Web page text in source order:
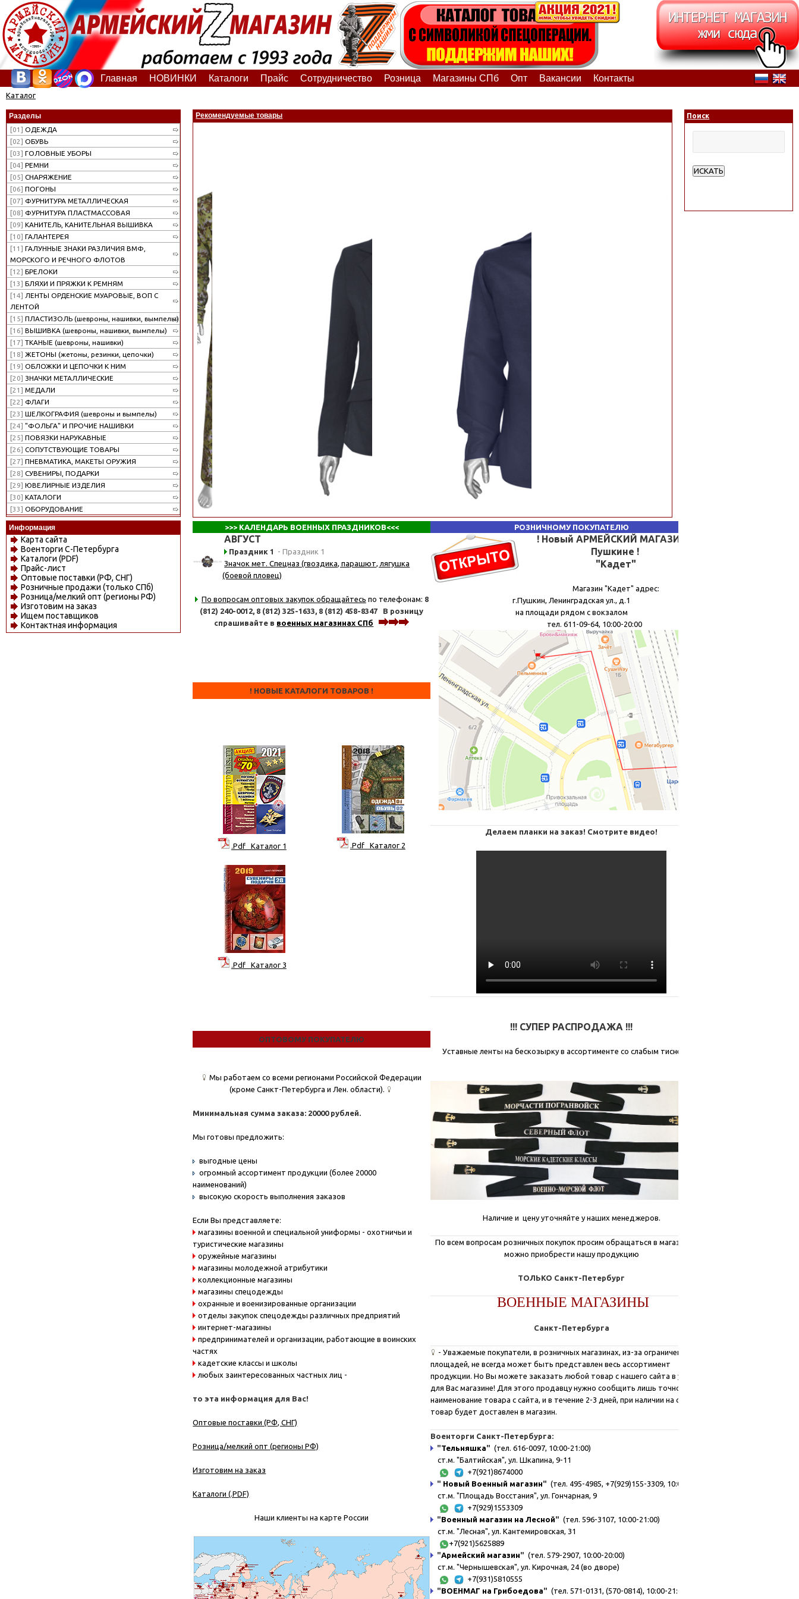
Главная НОВИНКИ Каталоги Прайс Сотрудничество Розница Магазины СПб Опт Вакансии Контакты
Каталог
Разделы
[01] ОДЕЖДА
[02] ОБУВЬ
[03] ГОЛОВНЫЕ УБОРЫ
[04] РЕМНИ
[05] СНАРЯЖЕНИЕ
[06] ПОГОНЫ
[07] ФУРНИТУРА МЕТАЛЛИЧЕСКАЯ
[08] ФУРНИТУРА ПЛАСТМАССОВАЯ
[09] КАНИТЕЛЬ, КАНИТЕЛЬНАЯ ВЫШИВКА
[10] ГАЛАНТЕРЕЯ
[11] ГАЛУННЫЕ ЗНАКИ РАЗЛИЧИЯ ВМФ,
МОРСКОГО И РЕЧНОГО ФЛОТОВ
[12] БРЕЛОКИ
[13] БЛЯХИ И ПРЯЖКИ К РЕМНЯМ
[14] ЛЕНТЫ ОРДЕНСКИЕ МУАРОВЫЕ, ВОП С
ЛЕНТОЙ
[15] ПЛАСТИЗОЛЬ (шевроны, нашивки, вымпелы)
[16] ВЫШИВКА (шевроны, нашивки, вымпелы)
[17] ТКАНЫЕ (шевроны, нашивки)
[18] ЖЕТОНЫ (жетоны, резинки, цепочки)
[19] ОБЛОЖКИ И ЦЕПОЧКИ К НИМ
[20] ЗНАЧКИ МЕТАЛЛИЧЕСКИЕ
[21] МЕДАЛИ
[22] ФЛАГИ
[23] ШЕЛКОГРАФИЯ (шевроны и вымпелы)
[24] "ФОЛЬГА" И ПРОЧИЕ НАШИВКИ
[25] ПОВЯЗКИ НАРУКАВНЫЕ
[26] СОПУТСТВУЮЩИЕ ТОВАРЫ
[27] ПНЕВМАТИКА, МАКЕТЫ ОРУЖИЯ
[28] СУВЕНИРЫ, ПОДАРКИ
[29] ЮВЕЛИРНЫЕ ИЗДЕЛИЯ
[30] КАТАЛОГИ
[33] ОБОРУДОВАНИЕ
Информация
Карта сайта
Военторги С-Петербурга
Каталоги (PDF)
Прайс-лист
Оптовые поставки (РФ, СНГ)
Розничные продажи (только СПб)
Розница/мелкий опт (регионы РФ)
Изготовим на заказ
Ищем поставщиков
Контактная информация
Рекомендуемые товары
>>> КАЛЕНДАРЬ ВОЕННЫХ ПРАЗДНИКОВ<<< РОЗНИЧНОМУ ПОКУПАТЕЛЮ
АВГУСТ
Праздник 1 - Праздник 1
Значок мет. Спецназ (гвоздика, парашют, лягушка
(боевой пловец)
По вопросам оптовых закупок обращайтесь по телефонам: 8
(812) 240-0012, 8 (812) 325-1633, 8 (812) 458-8347
В розницу
спрашивайте в военных магазинах СПб
! Новый АРМЕЙСКИЙ МАГАЗИН в
Пушкине !
"Кадет"
Магазин "Кадет" адрес:
г.Пушкин, Ленинградская ул., д.1
на площади рядом с вокзалом
тел. 611-09-64, 10:00-20:00
Делаем планки на заказ! Смотрите видео!
!!! СУПЕР РАСПРОДАЖА !!!
Уставные ленты на бескозырку в ассортименте со слабым тиснением.
Наличие и цену уточняйте у наших менеджеров.
По всем вопросам розничных покупок просим обращаться в магазины, где
можно приобрести нашу продукцию
ТОЛЬКО Санкт-Петербург
ВОЕННЫЕ МАГАЗИНЫ
Санкт-Петербурга
-Уважаемые покупатели, в розничных магазинах, из-за ограниченных
площадей, не всегда может быть представлен весь ассортимент
продукции. Но Вы можете заказать любой товар с нашего сайта в удобном
для Вас магазине! Для этого продавцу нужно сообщить лишь точное
наименование товара с сайта, и в течение 2-3 дней, при наличии на складе,
товар будет доставлен в магазин.
Военторги Санкт-Петербурга:
"Тельняшка" (тел. 616-0097, 10:00-21:00)
ст.м. "Балтийская", ул. Шкапина, 9-11
+7(921)8674000
" Новый Военный магазин" (тел. 495-4985, +7(929)155-3309, 10:00-21:00)
ст.м. "Площадь Восстания", ул. Гончарная, 9
+7(929)1553309
"Военный магазин на Лесной" (тел. 596-3107, 10:00-21:00)
ст.м. "Лесная", ул. Кантемировская, 31
+7(921)5625889
"Армейский магазин" (тел. 579-2907, 10:00-20:00)
ст.м. "Чернышевская", ул. Кирочная, 24 (во дворе)
+7(931)5810555
"ВОЕНМАГ на Грибоедова" (тел. 571-0131, (570-0814), 10:00-21:00)
! НОВЫЕ КАТАЛОГИ ТОВАРОВ !
.Pdf Каталог 1 .Pdf Каталог 2
.Pdf Каталог 3
ОПТОВОМУ ПОКУПАТЕЛЮ
Мы работаем со всеми регионами Российской Федерации
(кроме Санкт-Петербурга и Лен. области).
Минимальная сумма заказа: 20000 рублей.
Мы готовы предложить:
выгодные цены
огромный ассортимент продукции (более 20000
наименований)
высокую скорость выполнения заказов
Если Вы представляете:
магазины военной и специальной униформы - охотничьи и
туристические магазины
оружейные магазины
магазины молодежной атрибутики
коллекционные магазины
магазины спецодежды
охранные и военизированные организации
отделы закупок спецодежды различных предприятий
интернет-магазины
предпринимателей и организации, работающие в воинских
частях
кадетские классы и школы
любых заинтересованных частных лиц -
то эта информация для Вас!
Оптовые поставки (РФ, СНГ)
Розница/мелкий опт (регионы РФ)
Изготовим на заказ
Каталоги (.PDF)
Наши клиенты на карте России
Поиск
ИСКАТЬ